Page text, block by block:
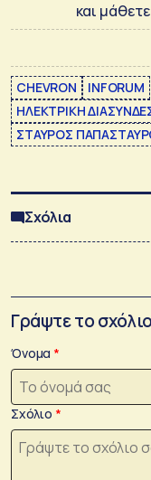
και
CHEVRON
INFORUM
ΗΛΕΚΤΡΙΚΗ
ΣΤΑΥΡΟΣ
Σχόλια
Γράψτε το
Όνομα
Σχόλιο